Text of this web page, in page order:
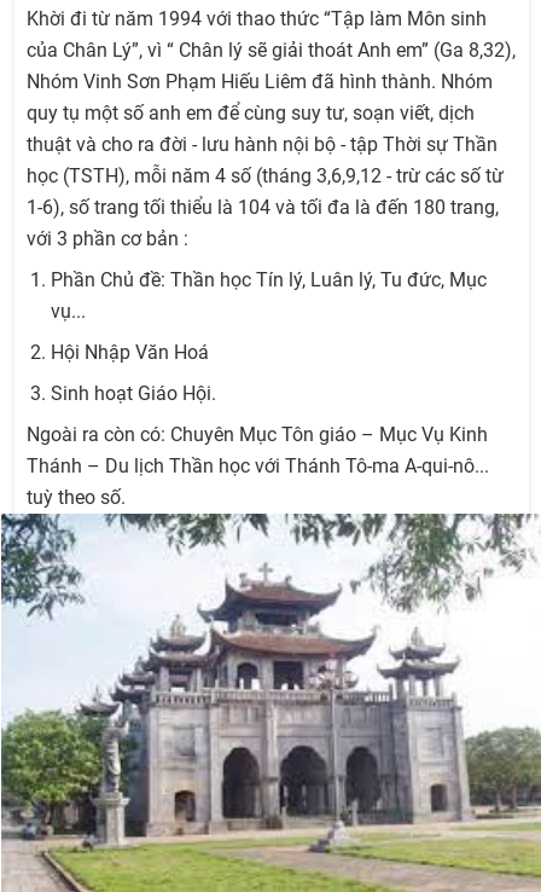
Khời đi từ năm 1994 với thao thức “Tập làm Môn sinh
của Chân Lý”, vì “ Chân lý sẽ giải thoát Anh em” (Ga 8,32),
Nhóm Vinh Sơn Phạm Hiếu Liêm đã hình thành. Nhóm
quy tụ một số anh em để cùng suy tư, soạn viết, dịch
thuật và cho ra đời - lưu hành nội bộ - tập Thời sự Thần
học (TSTH), mỗi năm 4 số (tháng 3,6,9,12 - trừ các số từ
1-6), số trang tối thiểu là 104 và tối đa là đến 180 trang,
với 3 phần cơ bản :
Phần Chủ đề: Thần học Tín lý, Luân lý, Tu đức, Mục
vụ...
Hội Nhập Văn Hoá
Sinh hoạt Giáo Hội.
Ngoài ra còn có: Chuyên Mục Tôn giáo – Mục Vụ Kinh
Thánh – Du lịch Thần học với Thánh Tô-ma A-qui-nô...
tuỳ theo số.